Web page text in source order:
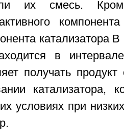
их смесь.
катализатора
в
получать
катализатора,
условиях при